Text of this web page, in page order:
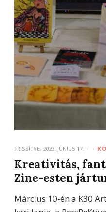
FRISSÍTVE: 2023. JÚNIUS 17.
Kreativitás,
Zine-esten
Március 10-én a K30